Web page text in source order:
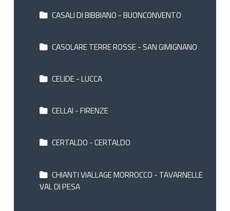
CASALI DI BIBBIANO - BUONCONVENTO
CASOLARE TERRE ROSSE - SAN GIMIGNANO
CELIDE - LUCCA
CELLAI - FIRENZE
CERTALDO - CERTALDO
CHIANTI VIALLAGE MORROCCO - TAVARNELLE
VAL DI PESA